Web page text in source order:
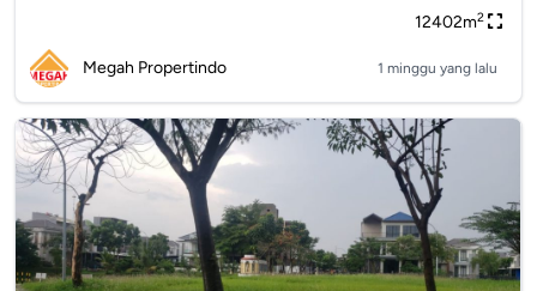
12402m2
Megah Propertindo 1 minggu yang lalu